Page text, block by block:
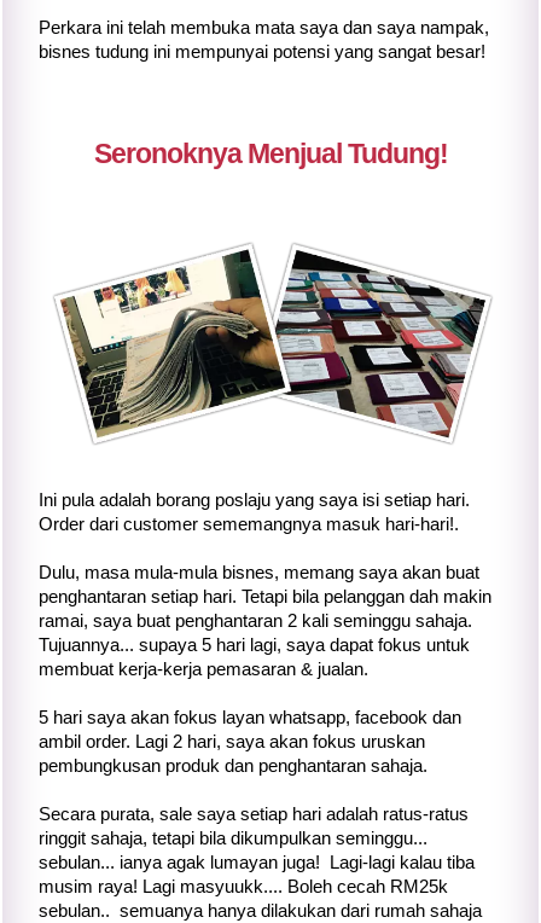
Perkara ini telah membuka mata saya dan saya nampak,
bisnes tudung ini mempunyai potensi yang sangat besar!
Seronoknya Menjual Tudung!
Ini pula adalah borang poslaju yang saya isi setiap hari.
Order dari customer sememangnya masuk hari-hari!.
Dulu, masa mula-mula bisnes, memang saya akan buat
penghantaran setiap hari. Tetapi bila pelanggan dah makin
ramai, saya buat penghantaran 2 kali seminggu sahaja.
Tujuannya... supaya 5 hari lagi, saya dapat fokus untuk
membuat kerja-kerja pemasaran & jualan.
5 hari saya akan fokus layan whatsapp, facebook dan
ambil order. Lagi 2 hari, saya akan fokus uruskan
pembungkusan produk dan penghantaran sahaja.
Secara purata, sale saya setiap hari adalah ratus-ratus
ringgit sahaja, tetapi bila dikumpulkan seminggu...
sebulan... ianya agak lumayan juga! Lagi-lagi kalau tiba
musim raya! Lagi masyuukk.... Boleh cecah RM25k
sebulan.. semuanya hanya dilakukan dari rumah sahaja